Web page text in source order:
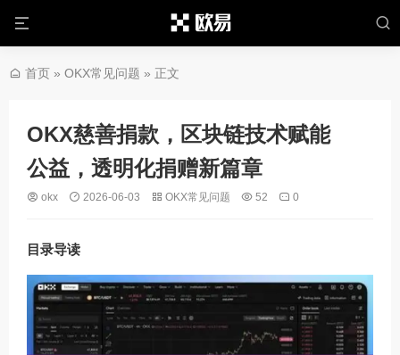
首页 » OKX常见问题 » 正文
OKX慈善捐款，区块链技术赋能
公益，透明化捐赠新篇章
okx 2026-06-03 OKX常见问题 52 0
目录导读